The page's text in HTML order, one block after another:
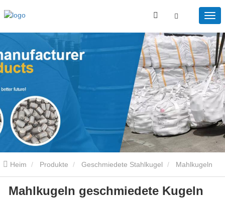
Heim Produkte Geschmiedete Stahlkugel
geschmiedete Kugeln für Kugelmühle
Mahlkugeln geschmiedete Kugeln